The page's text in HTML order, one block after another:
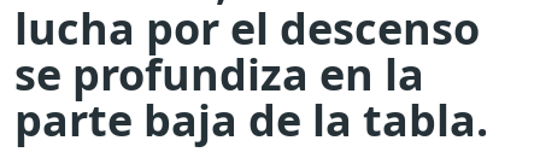
lucha por el descenso
se profundiza en la
parte baja de la tabla.